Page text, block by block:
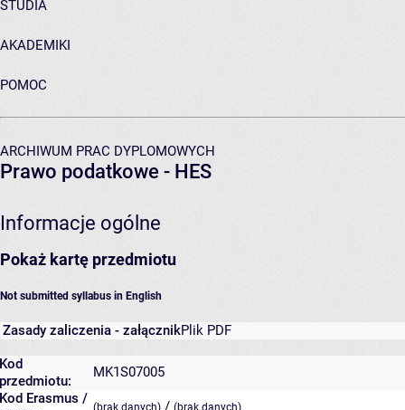
STUDIA
AKADEMIKI
POMOC
ARCHIWUM PRAC DYPLOMOWYCH
Prawo podatkowe - HES
Informacje ogólne
Pokaż kartę przedmiotu
Not submitted syllabus in English
Zasady zaliczenia - załącznikPlik PDF
Kod
przedmiotu:
MK1S07005
Kod Erasmus /
(brak danych) / (brak danych)